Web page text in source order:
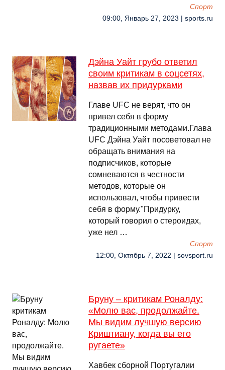
Спорт
09:00, Январь 27, 2023 | sports.ru
Дэйна Уайт грубо ответил
своим критикам в соцсетях,
назвав их придурками
Главе UFC не верят, что он
привел себя в форму
традиционными методами.Глава
UFC Дэйна Уайт посоветовал не
обращать внимания на
подписчиков, которые
сомневаются в честности
методов, которые он
использовал, чтобы привести
себя в форму."Придурку,
который говорил о стероидах,
уже нел …
Спорт
12:00, Октябрь 7, 2022 | sovsport.ru
Бруну – критикам Роналду:
«Молю вас, продолжайте.
Мы видим лучшую версию
Криштиану, когда вы его
ругаете»
Хавбек сборной Португалии